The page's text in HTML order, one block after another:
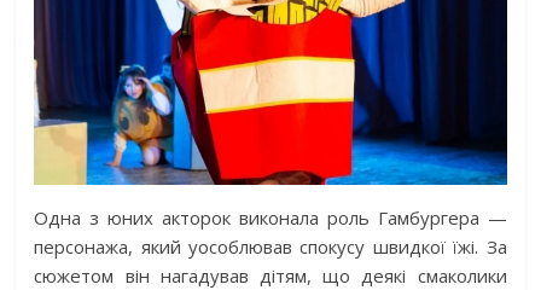
Одна з юних акторок виконала роль Гамбургера —
персонажа, який уособлював спокусу швидкої їжі. За
сюжетом він нагадував дітям, що деякі смаколики